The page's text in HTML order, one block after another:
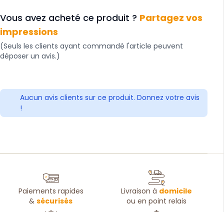
Vous avez acheté ce produit ? Partagez vos
impressions
(Seuls les clients ayant commandé l'article peuvent
déposer un avis.)
Aucun avis clients sur ce produit. Donnez votre avis
!
Paiements rapides
&sécurisés
Livraison à domicile
ou en point relais